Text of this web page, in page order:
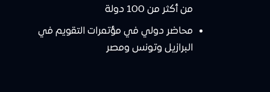
من أكثر من 100 دولة
محاضر دولي في مؤتمرات التقويم في
البرازيل وتونس ومصر